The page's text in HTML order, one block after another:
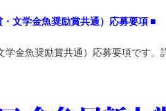
文学金魚奨励賞共通）応募要項■
金魚奨励賞共通）応募要項です